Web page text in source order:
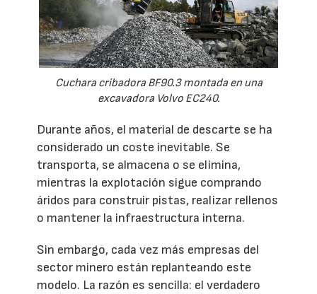
Cuchara cribadora BF90.3 montada en una
excavadora Volvo EC240.
Durante años, el material de descarte se ha
considerado un coste inevitable. Se
transporta, se almacena o se elimina,
mientras la explotación sigue comprando
áridos para construir pistas, realizar rellenos
o mantener la infraestructura interna.
Sin embargo, cada vez más empresas del
sector minero están replanteando este
modelo. La razón es sencilla: el verdadero